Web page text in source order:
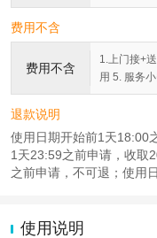
费用不含
费用不含
1.上门接+
用 5. 服务
退款说明
使用日期开始前1天18:00
1天23:59之前申请，收取
之前申请，不可退；使用
使用说明